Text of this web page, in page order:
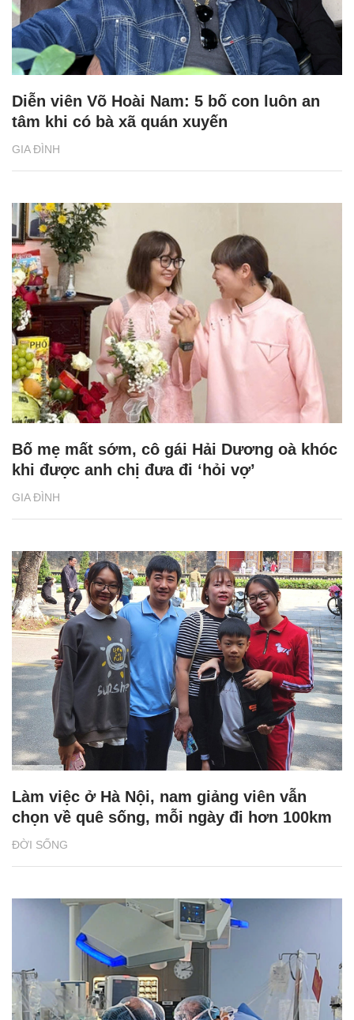
GIA ĐÌNH
Diễn viên Võ Hoài Nam: 5 bố con luôn an
tâm khi có bà xã quán xuyến
GIA ĐÌNH
Bố mẹ mất sớm, cô gái Hải Dương oà khóc
khi được anh chị đưa đi ‘hỏi vợ’
ĐỜI SỐNG
Làm việc ở Hà Nội, nam giảng viên vẫn
chọn về quê sống, mỗi ngày đi hơn 100km